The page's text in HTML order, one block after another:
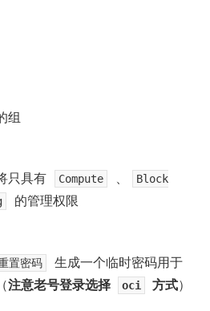
组
只具有 Compute 、
Block
的管理权限
置密码
生成一个临时密码用于
注意老号登录选择 oci 方式）